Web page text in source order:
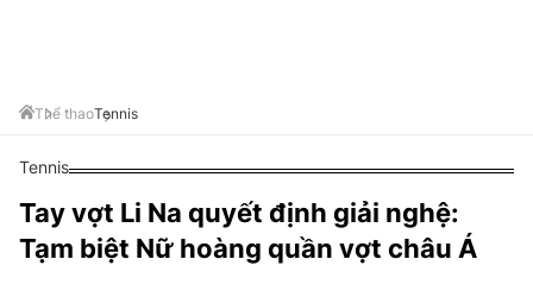
GIẢI TRÍ
CÔNG NGHIỆP VĂN HÓA
X-QUANG TIN ĐỒN
VIẾT LẠI ƯỚC MƠ
PHIM
ÂM NHẠC
KBIZ
DU LỊCH
TIN TỨC
ĐIỂM ĐẾN
THẾ GIỚI SAO
HIGHTECH
TIÊU ĐIỂM - SPOTLIGHT
Thể thaoTennis
Tennis
Tay vợt Li Na quyết định giải nghệ:
Tạm biệt Nữ hoàng quần vợt châu Á